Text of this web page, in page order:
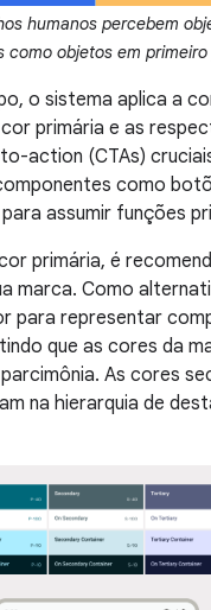
humanos percebem
como objetos em primeiro
o sistema aplica a
primária e as
action (CTAs)
como
assumir funções
primária, é
marca. Como
para representar
que as cores da
As cores
na hierarquia de